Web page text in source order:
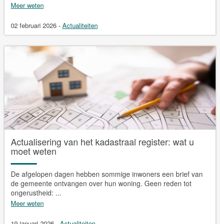
Meer weten
02 februari 2026 - Actualiteiten
Actualisering van het kadastraal register: wat u
moet weten
De afgelopen dagen hebben sommige inwoners een brief van
de gemeente ontvangen over hun woning. Geen reden tot
ongerustheid: ...
Meer weten